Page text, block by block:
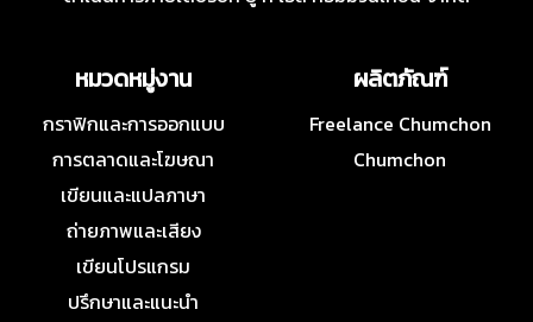
หมวดหมู่งาน
กราฟิกและการออกแบบ
การตลาดและโฆษณา
เขียนและแปลภาษา
ถ่ายภาพและเสียง
เขียนโปรแกรม
ปรึกษาและแนะนำ
ผลิตภัณฑ์
Freelance Chumchon
Chumchon